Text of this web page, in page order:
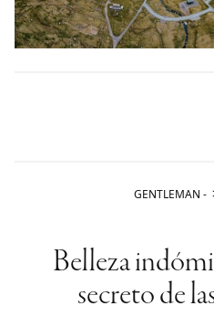
GENTLEMAN -
Belleza
secreto de